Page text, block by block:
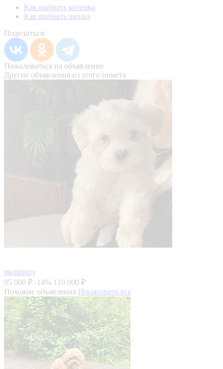
Как выбрать котенка
Как выбрать щенка
Поделиться:
Пожаловаться на объявление
Другие объявления из этого помета
мальтипу
95 000 ₽ -14% 110 000 ₽
Похожие объявления Посмотреть все